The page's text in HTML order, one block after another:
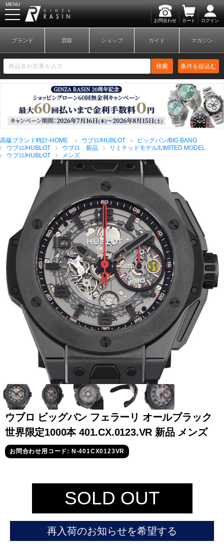
お問合わせ カート ログイン
MENU
新規会員登録 ログイン
ブランドから探す
全てのブランドを見
る
ロレックス
パテック
フィリップ
オーデマピゲ ウブロ カルティエ
グランド
セイコー
IWC
ヴァシュロン
チューダー パネライ
ブランド 買取 ショップ ガイド マガジン
検索 条件を絞込む
高級ブランド時計-HOME ウブロ/HUBLOT
ビッグバン/BIG BANG
ウブロ/HUBLOT
ウブロ 新品
リミテッドモデル/LIMITED MODEL
ウブロ/HUBLOT
メンズ
ウブロ ビッグバン フェラーリ オールブラック
世界限定1000本 401.CX.0123.VR 新品 メンズ
お問合わせ用コード: N-401CX0123VR
SOLD OUT
再入荷のお知らせを希望する